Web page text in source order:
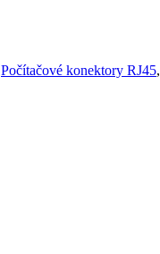
Počítačové konektory RJ45,